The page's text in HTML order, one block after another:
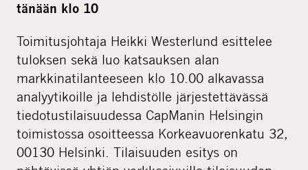
tänään klo 10
Toimitusjohtaja Heikki Westerlund esittelee
tuloksen sekä luo katsauksen alan
markkinatilanteeseen klo 10.00 alkavassa
analyytikoille ja lehdistölle järjestettävässä
tiedotustilaisuudessa CapManin Helsingin
toimistossa osoitteessa Korkeavuorenkatu 32,
00130 Helsinki. Tilaisuuden esitys on